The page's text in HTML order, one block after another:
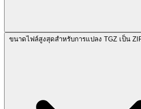
ขนาดไฟล์สูงสุดสำหรับการแปลง TGZ เป็น